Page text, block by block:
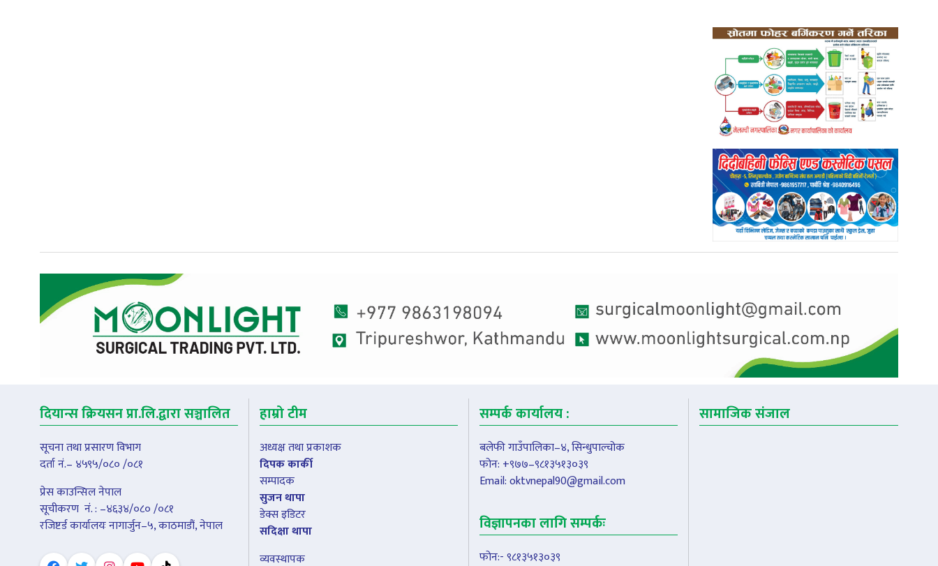
दियान्स क्रियसन प्रा.लि.द्वारा सञ्चालित
सूचना तथा प्रसारण विभाग
दर्ता नं.– ४५९५/०८० /०८१
प्रेस काउन्सिल नेपाल
सूचीकरण नंं. : –४६३४/०८० /०८१
रजिष्टर्ड कार्यालयः नागार्जुन–५, काठमाडौं, नेपाल
हाम्रो टीम
अध्यक्ष तथा प्रकाशक
दिपक कार्की
सम्पादक
सुजन थापा
डेक्स इडिटर
सदिक्षा थापा
व्यवस्थापक
सम्पर्क कार्यालय :
बलेफी गाउँपालिका–४, सिन्धुपाल्चोक
फोन: +९७७–९८१३५१३०३९
Email:oktvnepal90@gmail.com
विज्ञापनका लागि सम्पर्कः
फोन:- ९८१३५१३०३९
सामाजिक संजाल